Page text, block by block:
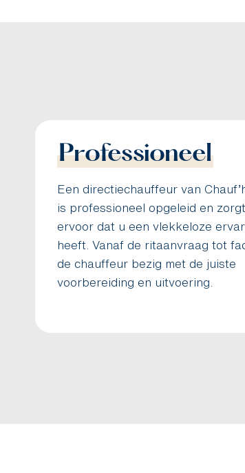
Professioneel
Een directiechauffeur van
is professioneel opgeleid en zorgt
ervoor dat u een vlekkeloze
heeft. Vanaf de ritaanvraag tot
de chauffeur bezig met de juiste
voorbereiding en uitvoering.